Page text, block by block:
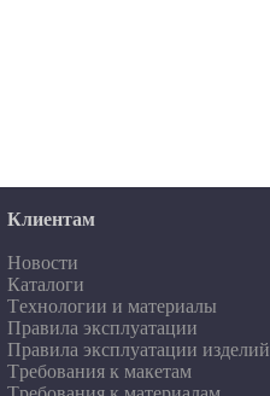
Клиентам
Новости
Каталоги
Технологии и материалы
Правила эксплуатации
Правила эксплуатации изделий
Требования к макетам